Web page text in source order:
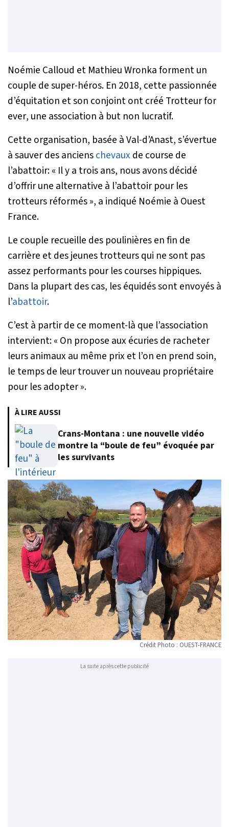
Noémie Calloud et Mathieu Wronka forment un
couple de super-héros. En 2018, cette passionnée
d’équitation et son conjoint ont créé Trotteur for
ever, une association à but non lucratif.
Cette organisation, basée à Val-d’Anast, s’évertue
à sauver des ancienschevaux de course de
l’abattoir:« Il y a trois ans, nous avons décidé
d’offrir une alternative à l’abattoir pour les
trotteurs réformés », a indiqué Noémie à Ouest
France.
Le couple recueille des poulinières en fin de
carrière et des jeunes trotteurs qui ne sont pas
assez performants pour les courses hippiques.
Dans la plupart des cas, les équidés sont envoyés à
l’abattoir.
C’est à partir de ce moment-là que l’association
intervient:« On propose aux écuries de racheter
leurs animaux au même prix et l’on en prend soin,
le temps de leur trouver un nouveau propriétaire
pour les adopter ».
À LIRE AUSSI
Crans-Montana : une nouvelle vidéo
montre la “boule de feu” évoquée par
les survivants
Crédit Photo : OUEST-FRANCE
La suite après cette publicité